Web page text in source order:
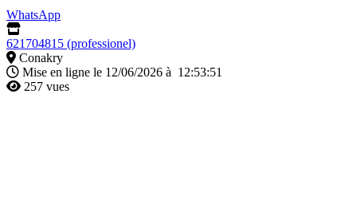
WhatsApp
621704815 (professionel)
Conakry
Mise en ligne le 12/06/2026 à 12:53:51
257 vues